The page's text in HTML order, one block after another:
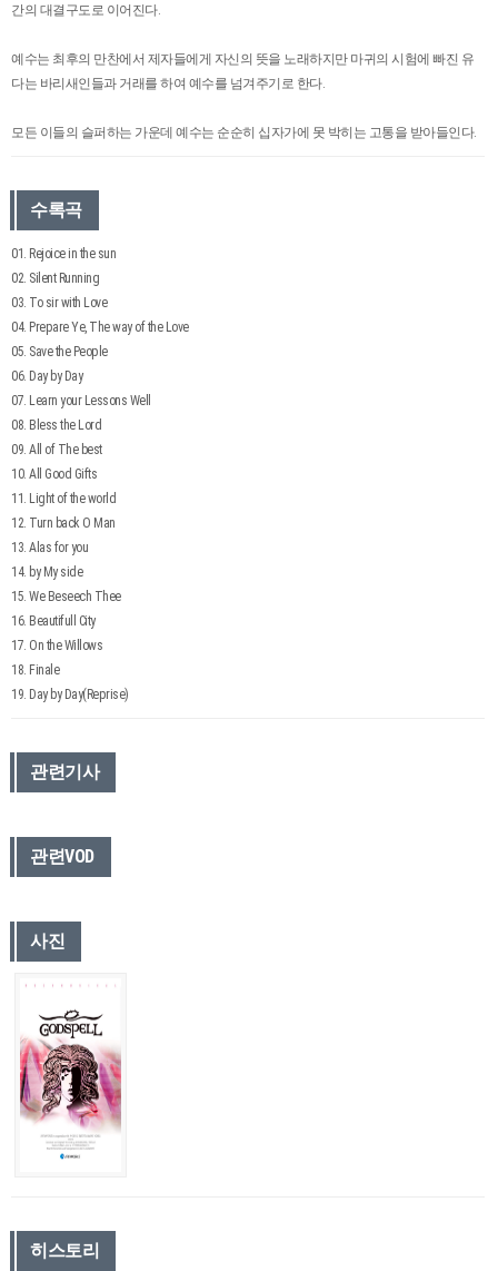
간의 대결구도로 이어진다.
예수는 최후의 만찬에서 제자들에게 자신의 뜻을 노래하지만 마귀의 시험에 빠진 유
다는 바리새인들과 거래를 하여 예수를 넘겨주기로 한다.
모든 이들의 슬퍼하는 가운데 예수는 순순히 십자가에 못 박히는 고통을 받아들인다.
수록곡
01. Rejoice in the sun
02. Silent Running
03. To sir with Love
04. Prepare Ye, The way of the Love
05. Save the People
06. Day by Day
07. Learn your Lessons Well
08. Bless the Lord
09. All of The best
10. All Good Gifts
11. Light of the world
12. Turn back O Man
13. Alas for you
14. by My side
15. We Beseech Thee
16. Beautifull City
17. On the Willows
18. Finale
19. Day by Day(Reprise)
관련기사
관련VOD
사진
히스토리